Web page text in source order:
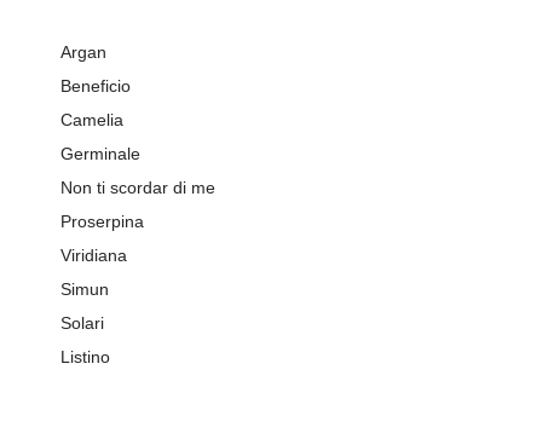
Argan
Beneficio
Camelia
Germinale
Non ti scordar di me
Proserpina
Viridiana
Simun
Solari
Listino